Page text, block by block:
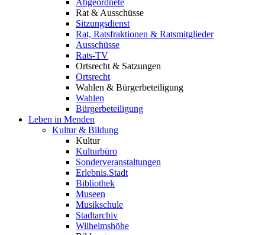
Abgeordnete
Rat & Ausschüsse
Sitzungsdienst
Rat, Ratsfraktionen & Ratsmitglieder
Ausschüsse
Rats-TV
Ortsrecht & Satzungen
Ortsrecht
Wahlen & Bürgerbeteiligung
Wahlen
Bürgerbeteiligung
Leben in Menden
Kultur & Bildung
Kultur
Kulturbüro
Sonderveranstaltungen
Erlebnis.Stadt
Bibliothek
Museen
Musikschule
Stadtarchiv
Wilhelmshöhe